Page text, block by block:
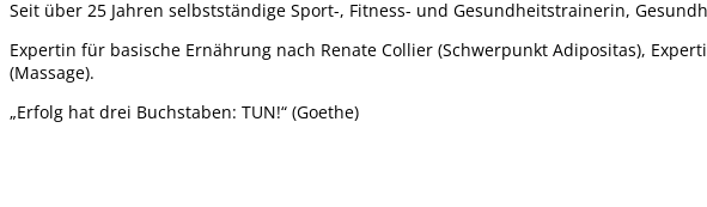
Seit über 25 Jahren selbstständige Sport-, Fitness- und Gesundheitstrainerin,
Expertin für basische Ernährung nach Renate Collier (Schwerpunkt Adipositas),
(Massage).
„Erfolg hat drei Buchstaben: TUN!“ (Goethe)